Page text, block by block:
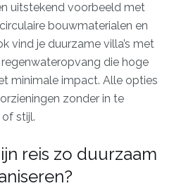
uitstekend voorbeeld met
bouwmaterialen en
vind je duurzame villa’s met
die hoge
minimale impact. Alle opties
zonder in te
stijl.
reis zo duurzaam